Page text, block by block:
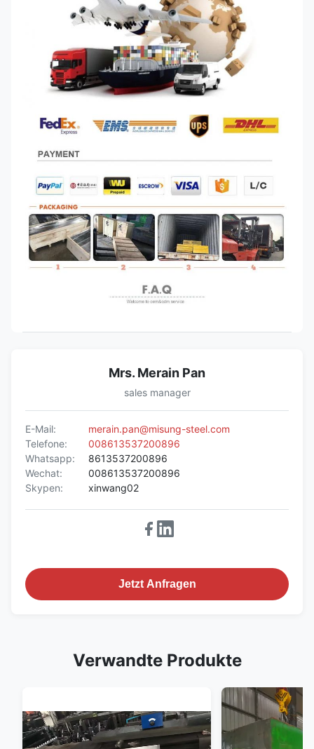
Mrs. Merain Pan
sales manager
E-Mail:
merain.pan@misung-steel.com
Telefone:
008613537200896
Whatsapp:
8613537200896
Wechat:
008613537200896
Skypen:
xinwang02
Jetzt Anfragen
Verwandte Produkte